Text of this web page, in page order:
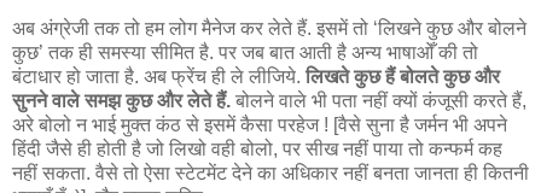
अब अंग्रेजी तक तो हम लोग मैनेज कर लेते हैं. इसमें तो ‘लिखने कुछ और बोलने
कुछ’ तक ही समस्या सीमित है. पर जब बात आती है अन्य भाषाओँ की तो
बंटाधार हो जाता है. अब फ्रेंच ही ले लीजिये.लिखते कुछ हैं बोलते कुछ और
सुनने वाले समझ कुछ और लेते हैं. बोलने वाले भी पता नहीं क्यों कंजूसी करते हैं,
अरे बोलो न भाई मुक्त कंठ से इसमें कैसा परहेज ! [वैसे सुना है जर्मन भी अपने
हिंदी जैसे ही होती है जो लिखो वही बोलो, पर सीख नहीं पाया तो कन्फर्म कह
नहीं सकता. वैसे तो ऐसा स्टेटमेंट देने का अधिकार नहीं बनता जानता ही कितनी